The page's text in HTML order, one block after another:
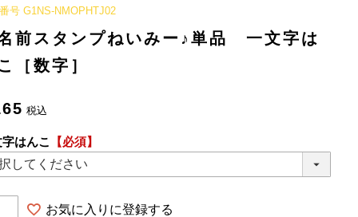
号 G1NS-NMOPHTJ02
前スタンプねいみー♪単品 一文字は
［数字］
税込
はんこ 【必須】
お気に入りに登録する